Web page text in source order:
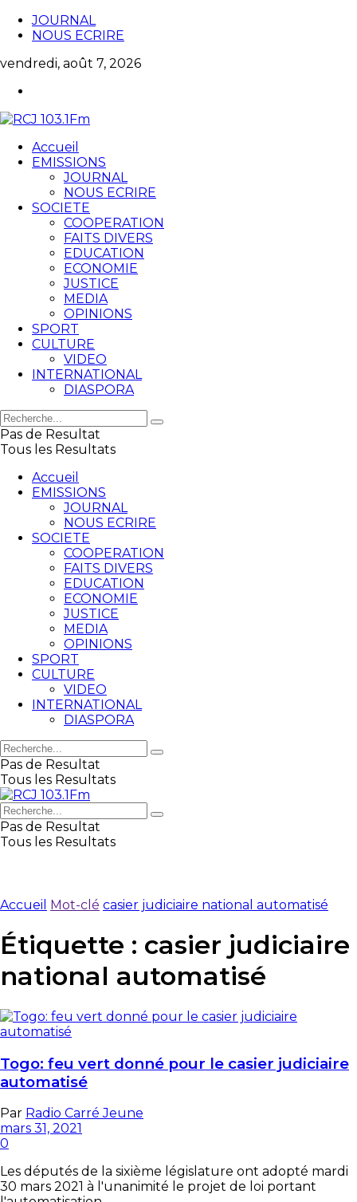
JOURNAL
NOUS ECRIRE
vendredi, août 7, 2026
Accueil
EMISSIONS
JOURNAL
NOUS ECRIRE
SOCIETE
COOPERATION
FAITS DIVERS
EDUCATION
ECONOMIE
JUSTICE
MEDIA
OPINIONS
SPORT
CULTURE
VIDEO
INTERNATIONAL
DIASPORA
Pas de Resultat
Tous les Resultats
Accueil
EMISSIONS
JOURNAL
NOUS ECRIRE
SOCIETE
COOPERATION
FAITS DIVERS
EDUCATION
ECONOMIE
JUSTICE
MEDIA
OPINIONS
SPORT
CULTURE
VIDEO
INTERNATIONAL
DIASPORA
Pas de Resultat
Tous les Resultats
Pas de Resultat
Tous les Resultats
Accueil Mot-clé casier judiciaire national automatisé
Étiquette : casier judiciaire
national automatisé
Togo: feu vert donné pour le casier judiciaire
automatisé
Par Radio Carré Jeune
mars 31, 2021
0
Les députés de la sixième législature ont adopté mardi
30 mars 2021 à l'unanimité le projet de loi portant